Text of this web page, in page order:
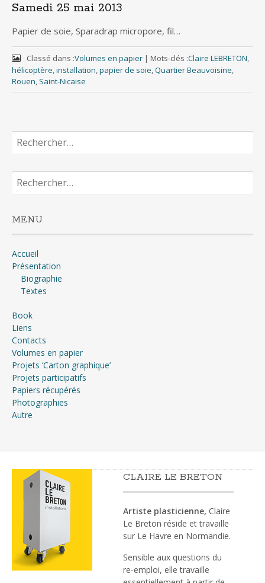
Samedi 25 mai 2013
Papier de soie, Sparadrap micropore, fil…
Classé dans :Volumes en papier | Mots-clés :Claire LEBRETON,
hélicoptère,installation,papier de soie,Quartier Beauvoisine,
Rouen, Saint-Nicaise
MENU
Accueil
Présentation
Biographie
Textes
Book
Liens
Contacts
Volumes en papier
Projets ‘Carton graphique’
Projets participatifs
Papiers récupérés
Photographies
Autre
CLAIRE LE BRETON
Artiste plasticienne, Claire
Le Breton réside et travaille
sur Le Havre en Normandie.
Sensible aux questions du
re-emploi, elle travaille